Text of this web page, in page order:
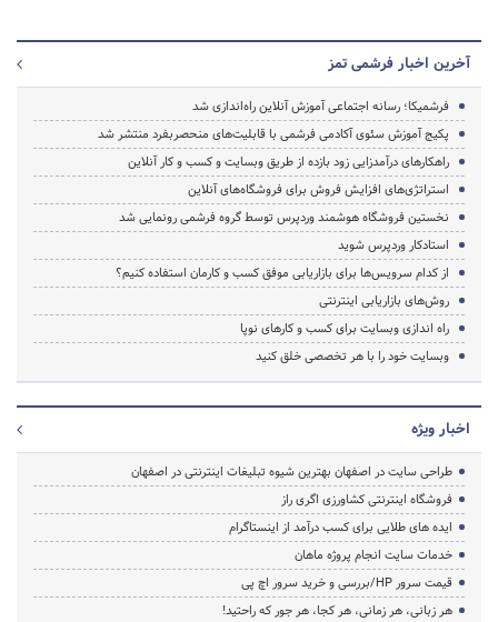
آخرین اخبار فرشمی تمز
فرشمیکا؛ رسانه اجتماعی آموزش آنلاین راه‌اندازی شد
پکیج آموزش سئوی آکادمی فرشمی با قابلیت‌های منحصربفرد منتشر شد
راهکارهای درآمدزایی زود بازده از طریق وبسایت و کسب و کار آنلاین
استراتژی‌های افزایش فروش برای فروشگاه‌های آنلاین
نخستین فروشگاه هوشمند وردپرس توسط گروه فرشمی رونمایی شد
استادکار وردپرس شوید
از کدام سرویس‌ها برای بازاریابی موفق کسب و کارمان استفاده کنیم؟
روش‌های بازاریابی اینترنتی
راه اندازی وبسایت برای کسب و کارهای نوپا
وبسایت خود را با هر تخصصی خلق کنید
اخبار ویژه
طراحی سایت در اصفهان بهترین شیوه تبلیغات اینترنتی در اصفهان
فروشگاه اینترنتی کشاورزی اگری راز
ایده های طلایی برای کسب درآمد از اینستاگرام
خدمات سایت انجام پروژه ماهان
قیمت سرور HP/بررسی و خرید سرور اچ پی
هر زبانی، هر زمانی، هر کجا، هر جور که راحتید!